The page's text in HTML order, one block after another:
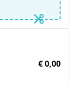
€ 0,00